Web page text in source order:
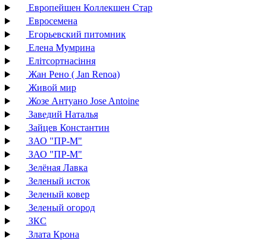
Европейшен Коллекшен Стар
Евросемена
Егорьевский питомник
Елена Мумрина
Елітсортнасіння
Жан Рено ( Jan Renoa)
Живой мир
Жозе Антуано Jose Antoine
Заведий Наталья
Зайцев Константин
ЗАО "ПР-М"
ЗАО "ПР-М"
Зелёная Лавка
Зеленый исток
Зеленый ковер
Зеленый огород
ЗКС
Злата Крона